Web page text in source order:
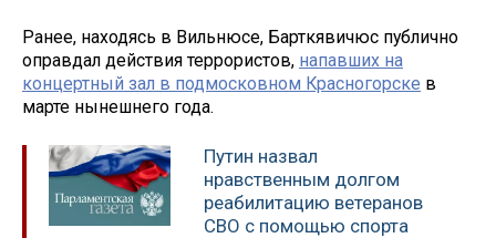
Ранее, находясь в Вильнюсе, Барткявичюс публично
оправдал действия террористов, напавших на
концертный зал в подмосковном Красногорске в
марте нынешнего года.
Путин назвал
нравственным долгом
реабилитацию ветеранов
СВО с помощью спорта